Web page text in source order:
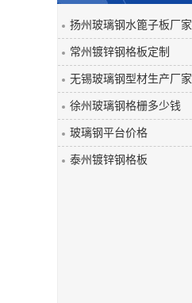
玻璃钢平板
玻璃钢盖板
扬州玻璃钢水篦子板厂家
常州镀锌钢格板定制
无锡玻璃钢型材生产厂家
徐州玻璃钢格栅多少钱
玻璃钢平台价格
泰州镀锌钢格板